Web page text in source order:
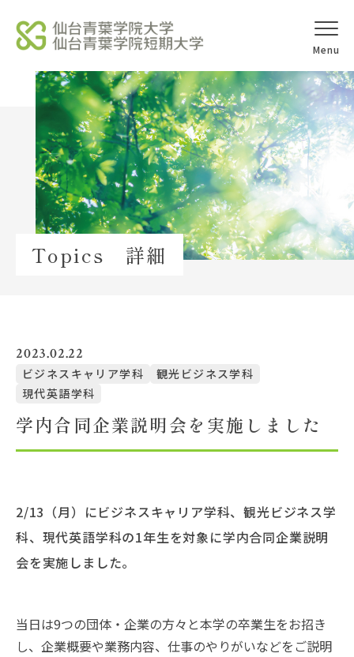
オープンキャ
ンパス
アクセス
学校法人北杜学園
Topics
イベント一覧
教職員募集
大学概要
北杜学園設置校
Topics 詳細
2023.02.22
ビジネスキャリア学科
観光ビジネス学科
現代英語学科
学内合同企業説明会を実施しました
2/13（月）にビジネスキャリア学科、観光ビジネス学
科、現代英語学科の1年生を対象に学内合同企業説明
会を実施しました。
当日は9つの団体・企業の方々と本学の卒業生をお招き
し、企業概要や業務内容、仕事のやりがいなどをご説明